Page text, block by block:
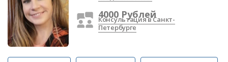
4000 Рублей
Консультация в Санкт-
Петербурге